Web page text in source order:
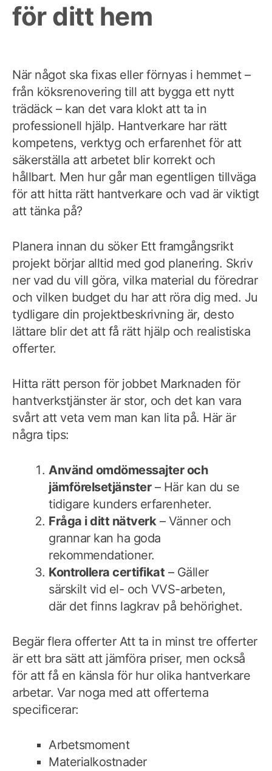
för ditt hem
När något ska fixas eller förnyas i hemmet –
från köksrenovering till att bygga ett nytt
trädäck – kan det vara klokt att ta in
professionell hjälp. Hantverkare har rätt
kompetens, verktyg och erfarenhet för att
säkerställa att arbetet blir korrekt och
hållbart. Men hur går man egentligen tillväga
för att hitta rätt hantverkare och vad är viktigt
att tänka på?
Planera innan du söker Ett framgångsrikt
projekt börjar alltid med god planering. Skriv
ner vad du vill göra, vilka material du föredrar
och vilken budget du har att röra dig med. Ju
tydligare din projektbeskrivning är, desto
lättare blir det att få rätt hjälp och realistiska
offerter.
Hitta rätt person för jobbet Marknaden för
hantverkstjänster är stor, och det kan vara
svårt att veta vem man kan lita på. Här är
några tips:
Använd omdömessajter och
jämförelsetjänster– Här kan du se
tidigare kunders erfarenheter.
Fråga i ditt nätverk– Vänner och
grannar kan ha goda
rekommendationer.
Kontrollera certifikat – Gäller
särskilt vid el- och VVS-arbeten,
där det finns lagkrav på behörighet.
Begär flera offerter Att ta in minst tre offerter
är ett bra sätt att jämföra priser, men också
för att få en känsla för hur olika hantverkare
arbetar. Var noga med att offerterna
specificerar:
Arbetsmoment
Materialkostnader